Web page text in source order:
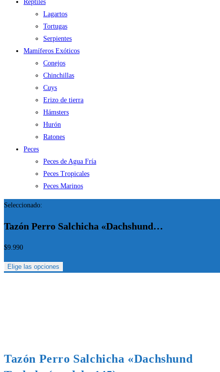
Reptiles
Lagartos
Tortugas
Serpientes
Mamíferos Exóticos
Conejos
Chinchillas
Cuys
Erizo de tierra
Hámsters
Hurón
Ratones
Peces
Peces de Agua Fría
Peces Tropicales
Peces Marinos
Seleccionado:
Tazón Perro Salchicha «Dachshund…
$9.990
Elige las opciones
Tazón Perro Salchicha «Dachshund